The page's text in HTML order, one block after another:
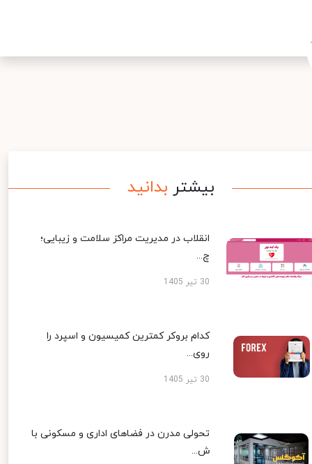
بیشتر بدانید
انقلاب در مدیریت مراکز سلامت و زیبایی؛
چ...
30 تیر 1405
کدام بروکر کمترین کمیسیون و اسپرد را
روی...
30 تیر 1405
تحولی مدرن در فضاهای اداری و مسکونی با
ش...